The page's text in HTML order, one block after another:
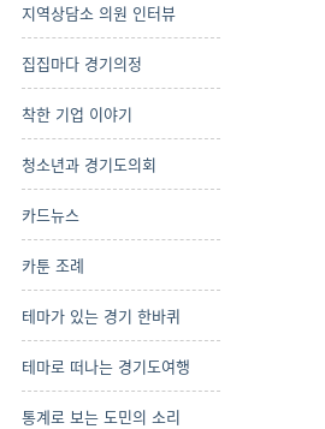
지역상담소 의원 인터뷰
집집마다 경기의정
착한 기업 이야기
청소년과 경기도의회
카드뉴스
카툰 조례
테마가 있는 경기 한바퀴
테마로 떠나는 경기도여행
통계로 보는 도민의 소리